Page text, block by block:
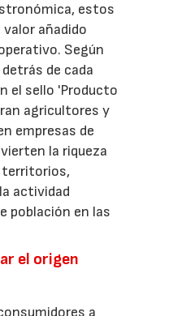
estos
añadido
Según
de cada
el sello 'Producto
agricultores y
empresas de
la riqueza
territorios,
actividad
población en las
el origen
a